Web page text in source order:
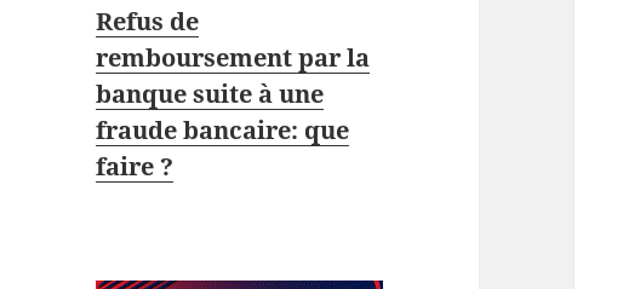
Refus de
remboursement par la
banque suite à une
fraude bancaire: que
faire ?